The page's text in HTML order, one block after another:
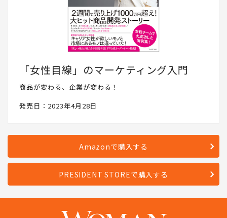
「女性目線」のマーケティング入門
商品が変わる、企業が変わる！
発売日：2023年4月28日
Amazonで購入する
PRESIDENT STOREで購入する